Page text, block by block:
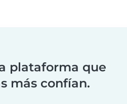
plataforma que
más confían.